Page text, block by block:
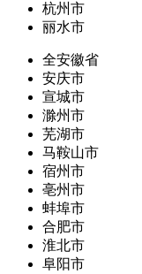
杭州市
丽水市
全安徽省
安庆市
宣城市
滁州市
芜湖市
马鞍山市
宿州市
亳州市
蚌埠市
合肥市
淮北市
阜阳市